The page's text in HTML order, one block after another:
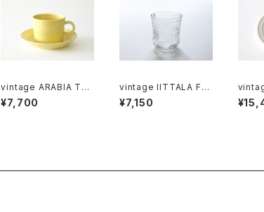
vintage ARABIA TEE
MA yellow coffee c
up & saucer / ヴィン
¥7,700
vintage IITTALA FA
UNA clear glass M /
ヴィンテージ イッタラ フ
¥7,150
ヴィ